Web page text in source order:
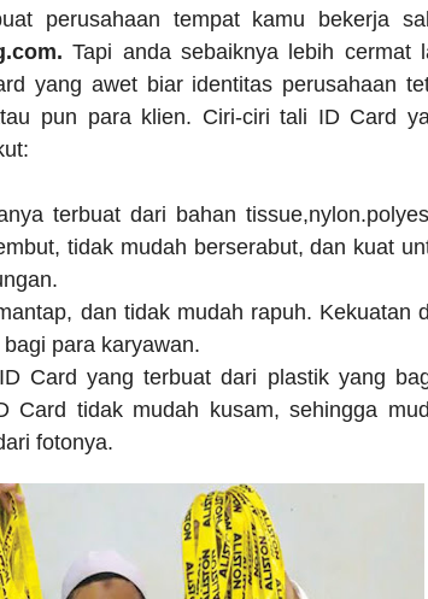
perusahaan tempat kamu bekerja
Tapi anda sebaiknya lebih cermat
yang awet biar identitas perusahaan
pun para klien. Ciri-ciri tali ID Card
terbuat dari bahan
tidak mudah berserabut, dan kuat
dan tidak mudah rapuh. Kekuatan
para karyawan.
Card yang terbuat dari plastik yang
Card tidak mudah kusam, sehingga
fotonya.